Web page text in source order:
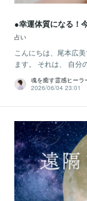
●幸運体質になる！
占い
こんにちは、尾本広
ます。 それは、 自分
魂を癒す霊感ヒーラ
2026/06/04 23:01